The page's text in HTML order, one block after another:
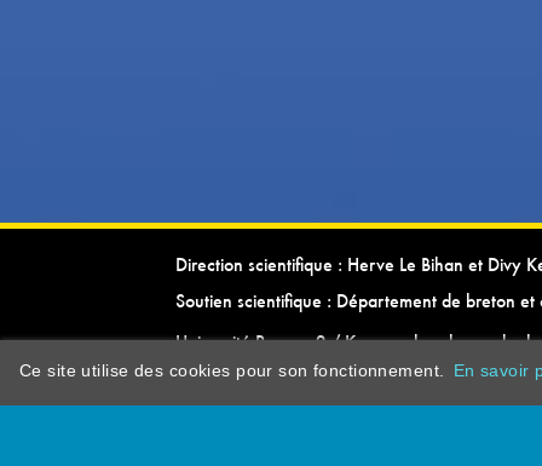
Direction scientifique : Herve Le Bihan et Divy
Soutien scientifique : Département de breton et
Université Rennes 2 / Kevrenn brezhoneg ha
Ce site utilise des cookies pour son fonctionnement. En savoir